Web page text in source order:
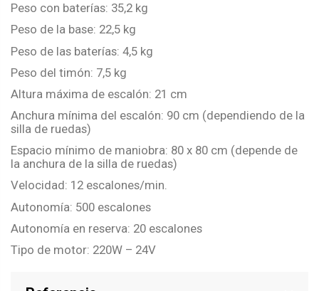
Peso con baterías: 35,2 kg
Peso de la base: 22,5 kg
Peso de las baterías: 4,5 kg
Peso del timón: 7,5 kg
Altura máxima de escalón: 21 cm
Anchura mínima del escalón: 90 cm (dependiendo de la
silla de ruedas)
Espacio mínimo de maniobra: 80 x 80 cm (depende de
la anchura de la silla de ruedas)
Velocidad: 12 escalones/min.
Autonomía: 500 escalones
Autonomía en reserva: 20 escalones
Tipo de motor: 220W – 24V